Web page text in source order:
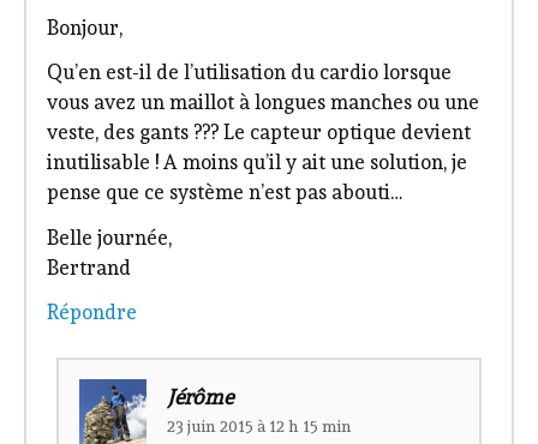
Bonjour,
Qu’en est-il de l’utilisation du cardio lorsque
vous avez un maillot à longues manches ou une
veste, des gants ??? Le capteur optique devient
inutilisable ! A moins qu’il y ait une solution, je
pense que ce système n’est pas abouti…
Belle journée,
Bertrand
Répondre
Jérôme
23 juin 2015 à 12 h 15 min